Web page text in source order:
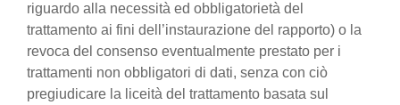
riguardo alla necessità ed obbligatorietà del
trattamento ai fini dell’instaurazione del rapporto) o la
revoca del consenso eventualmente prestato per i
trattamenti non obbligatori di dati, senza con ciò
pregiudicare la liceità del trattamento basata sul